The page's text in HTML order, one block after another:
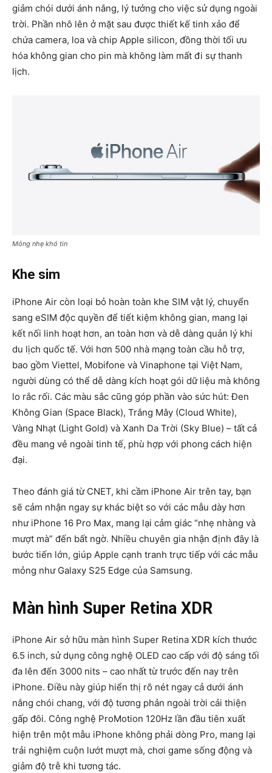
giảm chói dưới ánh nắng, lý tưởng cho việc sử dụng ngoài
trời. Phần nhô lên ở mặt sau được thiết kế tinh xảo để
chứa camera, loa và chip Apple silicon, đồng thời tối ưu
hóa không gian cho pin mà không làm mất đi sự thanh
lịch.
Mỏng nhẹ khó tin
Khe sim
iPhone Air còn loại bỏ hoàn toàn khe SIM vật lý, chuyển
sang eSIM độc quyền để tiết kiệm không gian, mang lại
kết nối linh hoạt hơn, an toàn hơn và dễ dàng quản lý khi
du lịch quốc tế. Với hơn 500 nhà mạng toàn cầu hỗ trợ,
bao gồm Viettel, Mobifone và Vinaphone tại Việt Nam,
người dùng có thể dễ dàng kích hoạt gói dữ liệu mà không
lo rắc rối. Các màu sắc cũng góp phần vào sức hút: Đen
Không Gian (Space Black), Trắng Mây (Cloud White),
Vàng Nhạt (Light Gold) và Xanh Da Trời (Sky Blue) – tất cả
đều mang vẻ ngoài tinh tế, phù hợp với phong cách hiện
đại.
Theo đánh giá từ CNET, khi cầm iPhone Air trên tay, bạn
sẽ cảm nhận ngay sự khác biệt so với các mẫu dày hơn
như iPhone 16 Pro Max, mang lại cảm giác “nhẹ nhàng và
mượt mà” đến bất ngờ. Nhiều chuyên gia nhận định đây là
bước tiến lớn, giúp Apple cạnh tranh trực tiếp với các mẫu
mỏng như Galaxy S25 Edge của Samsung.
Màn hình Super Retina XDR
iPhone Air sở hữu màn hình Super Retina XDR kích thước
6.5 inch, sử dụng công nghệ OLED cao cấp với độ sáng tối
đa lên đến 3000 nits – cao nhất từ trước đến nay trên
iPhone. Điều này giúp hiển thị rõ nét ngay cả dưới ánh
nắng chói chang, với độ tương phản ngoài trời cải thiện
gấp đôi. Công nghệ ProMotion 120Hz lần đầu tiên xuất
hiện trên một mẫu iPhone không phải dòng Pro, mang lại
trải nghiệm cuộn lướt mượt mà, chơi game sống động và
giảm độ trễ khi tương tác.